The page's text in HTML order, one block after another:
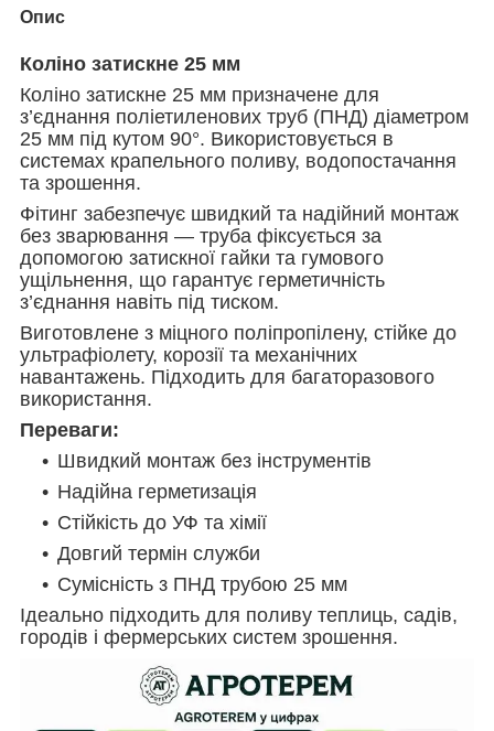
Опис
Коліно затискне 25 мм
Коліно затискне 25 мм призначене для
з’єднання поліетиленових труб (ПНД) діаметром
25 мм під кутом 90°. Використовується в
системах крапельного поливу, водопостачання
та зрошення.
Фітинг забезпечує швидкий та надійний монтаж
без зварювання — труба фіксується за
допомогою затискної гайки та гумового
ущільнення, що гарантує герметичність
з’єднання навіть під тиском.
Виготовлене з міцного поліпропілену, стійке до
ультрафіолету, корозії та механічних
навантажень. Підходить для багаторазового
використання.
Переваги:
Швидкий монтаж без інструментів
Надійна герметизація
Стійкість до УФ та хімії
Довгий термін служби
Сумісність з ПНД трубою 25 мм
Ідеально підходить для поливу теплиць, садів,
городів і фермерських систем зрошення.